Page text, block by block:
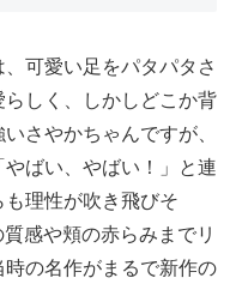
可愛い足をパタパタさ
しく、しかしどこか背
さやかちゃんですが、
ばい、やばい！」と連
理性が吹き飛びそ
感や頬の赤らみまでリ
の名作がまるで新作の